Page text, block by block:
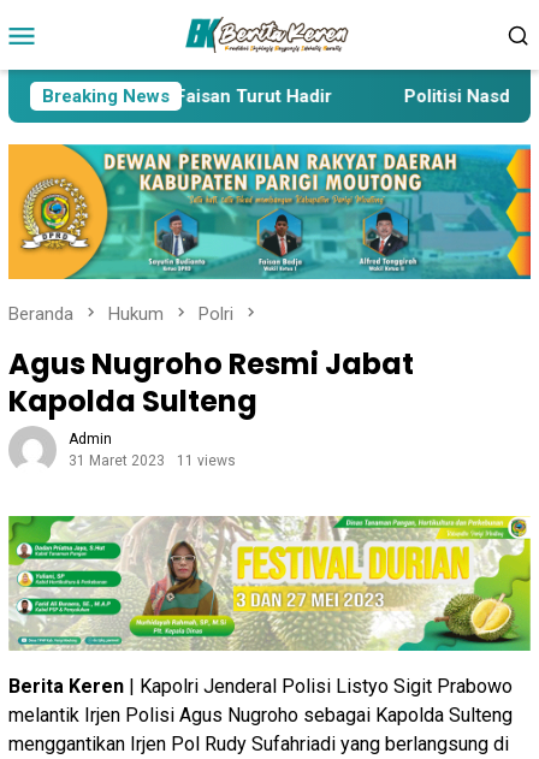
ke
Mobile
Breaking News
hingga Faisan Turut Hadir Politisi Nasdem
Beranda Hukum Polri
Agus Nugroho Resmi Jabat
Kapolda Sulteng
Admin
31 Maret 2023
11 views
Berita Keren | Kapolri Jenderal Polisi Listyo Sigit Prabowo
melantik Irjen Polisi Agus Nugroho sebagai Kapolda Sulteng
menggantikan Irjen Pol Rudy Sufahriadi yang berlangsung di